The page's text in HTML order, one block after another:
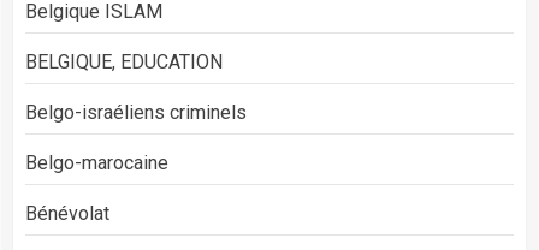
Belgique ISLAM
BELGIQUE, EDUCATION
Belgo-israéliens criminels
Belgo-marocaine
Bénévolat